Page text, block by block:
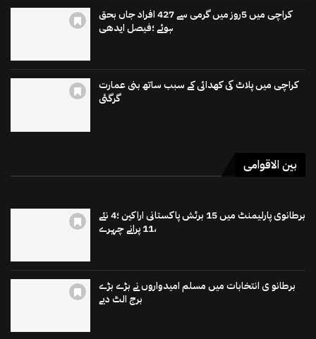
کراچی میں 5روز میں گرمی سے 427 افراد جاں بحق
ہوئے ؛فیصل ایدھی
کراچی میں پلاٹ کی کھدائی کے سبب ساتھ بنی عمارت
گرگئی
بین الاقوامی
برطانوی پارلیمنٹ میں 15 برٹش پاکستانی اراکین ؛4 نئے
،11 پرانے چہرے
برطانو ی انتخابات میں مسلم امیدواروں نے بڑے بڑے
برج الٹ دیے